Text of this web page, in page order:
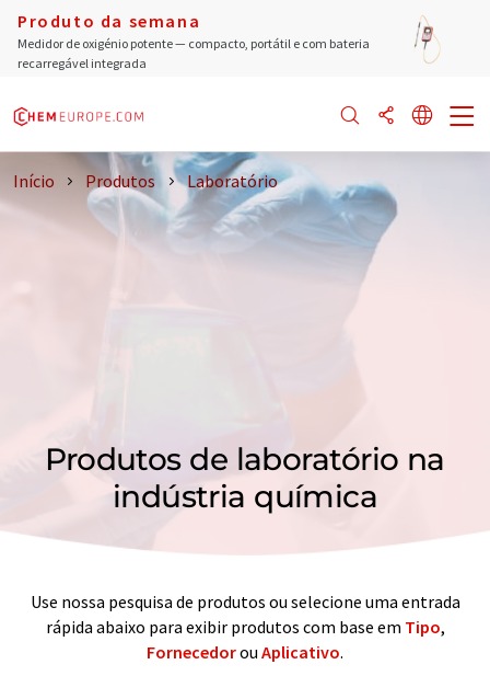
Produto da semana
Medidor de oxigénio potente — compacto, portátil e com bateria
recarregável integrada
Início Produtos Laboratório
Produtos de laboratório na
indústria química
Use nossa pesquisa de produtos ou selecione uma entrada
rápida abaixo para exibir produtos com base em Tipo,
Fornecedorou Aplicativo.